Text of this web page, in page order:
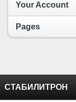
Your Account
Pages
СТАБИЛИТРОН